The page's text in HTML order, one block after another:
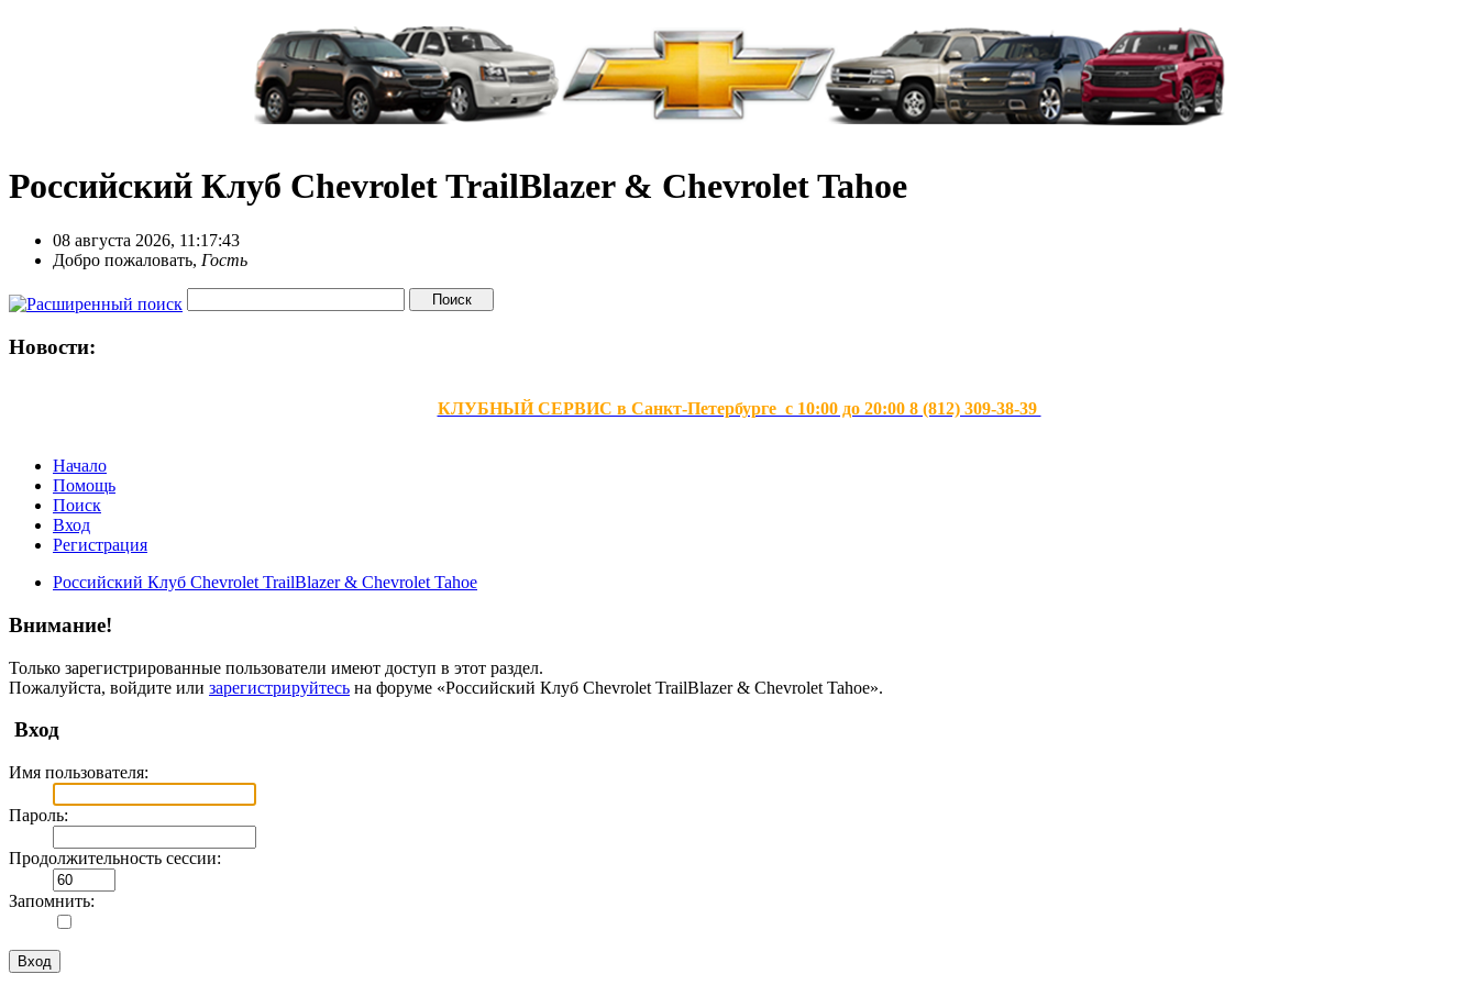
Российский Клуб Chevrolet TrailBlazer & Chevrolet Tahoe
08 августа 2026, 11:17:43
Добро пожаловать, Гость
Новости:
КЛУБНЫЙ СЕРВИС в Санкт-Петербурге с 10:00 до 20:00 8 (812) 309-38-39
Начало
Помощь
Поиск
Вход
Регистрация
Российский Клуб Chevrolet TrailBlazer & Chevrolet Tahoe
Внимание!
Только зарегистрированные пользователи имеют доступ в этот раздел.
Пожалуйста, войдите или зарегистрируйтесь на форуме «Российский Клуб Chevrolet TrailBlazer & Chevrolet Tahoe».
Вход
Имя пользователя:
Пароль:
Продолжительность сессии:
Запомнить: